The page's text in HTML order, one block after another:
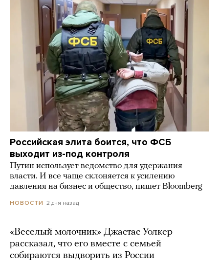
Российская элита боится, что ФСБ
выходит из-под контроля
Путин использует ведомство для удержания
власти. И все чаще склоняется к усилению
давления на бизнес и общество, пишет Bloomberg
НОВОСТИ 2 дня назад
«Веселый молочник» Джастас Уолкер
рассказал, что его вместе с семьей
собираются выдворить из России